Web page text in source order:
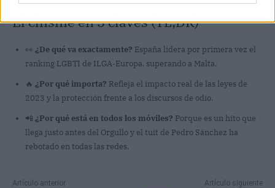
El chisme en 3 claves (TL;DR)
👀 ¿De qué va exactamente? España lidera por primera vez el
ranking LGBTI de ILGA-Europa, superando a Malta.
🔥 ¿Por qué importa? Refleja el impacto real de las leyes de
2023 y la protección frente a los discursos de odio.
📲 ¿Por qué está en todos los móviles? Porque es un hito que
llega justo antes del Orgullo y el tuit de Pedro Sánchez ha
rebotado en todas las redes.
Artículo anterior
Artículo siguiente